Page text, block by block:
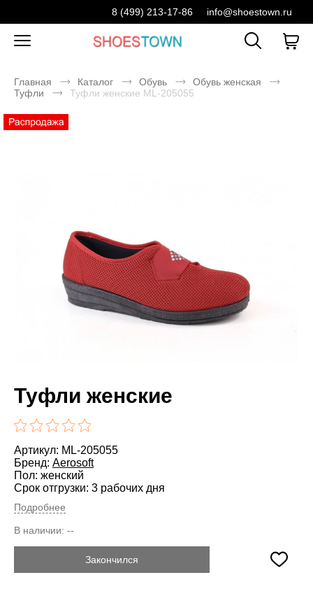
8 (499) 213-17-86 info@shoestown.ru
Главная Каталог Обувь
Обувь женская
Туфли
Туфли женские ML-205055
Туфли женские
Артикул: ML-205055
Бренд: Aerosoft
Пол: женский
Срок отгрузки: 3 рабочих дня
Подробнее
В наличии: --
Закончился